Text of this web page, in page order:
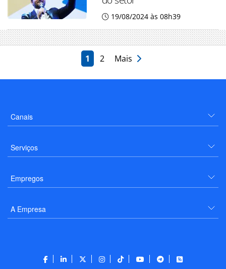
19/08/2024 às 08h39
1 2 Mais
Canais
Serviços
Empregos
A Empresa